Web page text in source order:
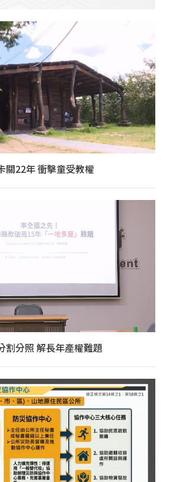
關22年 衝擊童受教權
割分照 解長年產權難題